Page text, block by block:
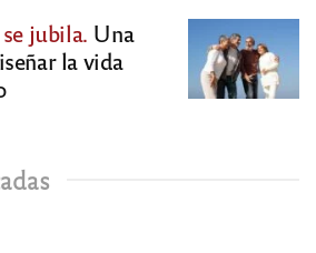
jubila. Una
la vida